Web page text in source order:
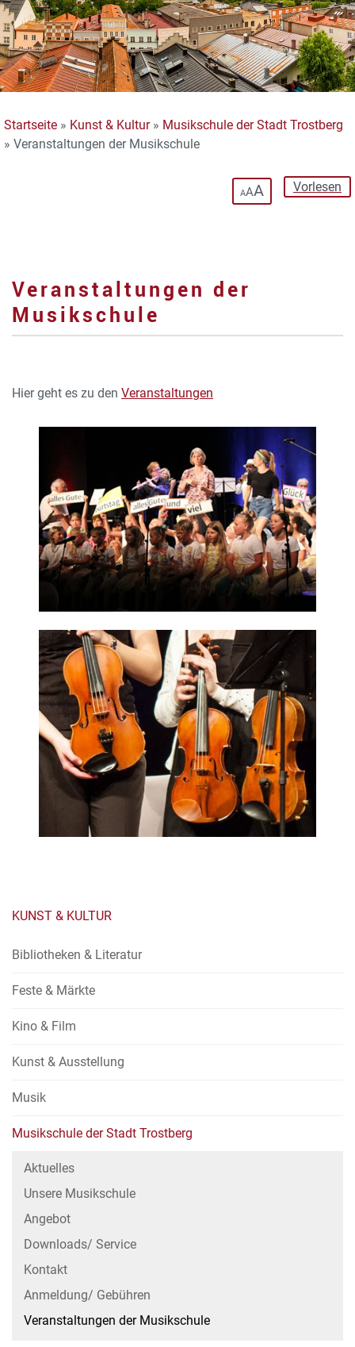
Startseite » Kunst & Kultur» Musikschule der Stadt Trostberg
» Veranstaltungen der Musikschule
Vorlesen
AAA
KUNST & KULTUR
Bibliotheken & Literatur
Feste & Märkte
Kino & Film
Kunst & Ausstellung
Musik
Musikschule der Stadt Trostberg
Aktuelles
Unsere Musikschule
Angebot
Downloads/ Service
Kontakt
Anmeldung/ Gebühren
Veranstaltungen der Musikschule
Veranstaltungen der
Musikschule
Hier geht es zu den Veranstaltungen